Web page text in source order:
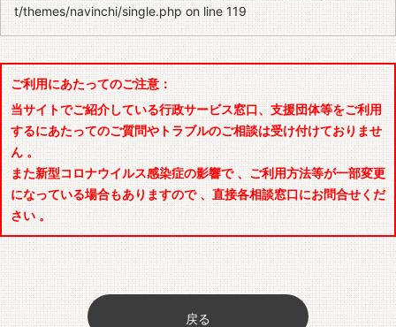
t/themes/navinchi/single.php on line119
ご利用にあたってのご注意：
当サイトでご紹介している行政サービス窓口、支援団体等をご利用
するにあたってのご質問やトラブルのご相談は受け付けておりませ
ん 。
また新型コロナウイルス感染症の影響で 、ご利用方法等が一部変更
になっている場合もありますので 、直接各相談窓口にお問合せくだ
さい 。
戻る